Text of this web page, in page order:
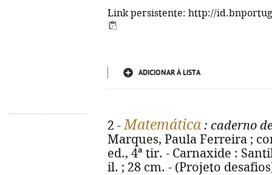
Link persistente: http://
ADICIONAR À LISTA
2 -Matemática : caderno
Marques, Paula Ferreira ;
ed., 4ª tir. - Carnaxide :
il. ; 28 cm. - (Projeto